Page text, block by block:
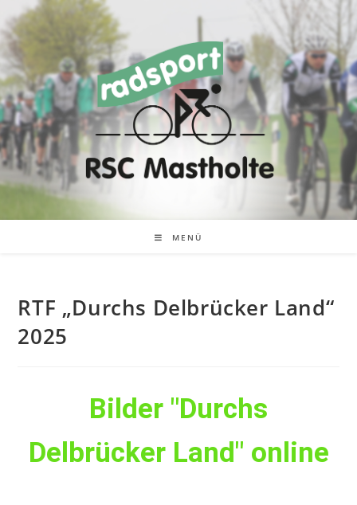
MENÜ
RTF „Durchs Delbrücker Land“
2025
Bilder "Durchs
Delbrücker Land" online